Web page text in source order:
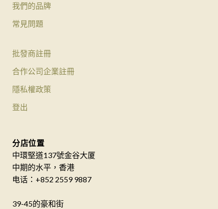
我們的品牌
常見問題
批發商註冊
合作公司企業註冊
隱私權政策
登出
分店位置
中環堅道137號金谷大厦
中期的水平，香港
电话：+852 2559 9887
39-45的豪和街